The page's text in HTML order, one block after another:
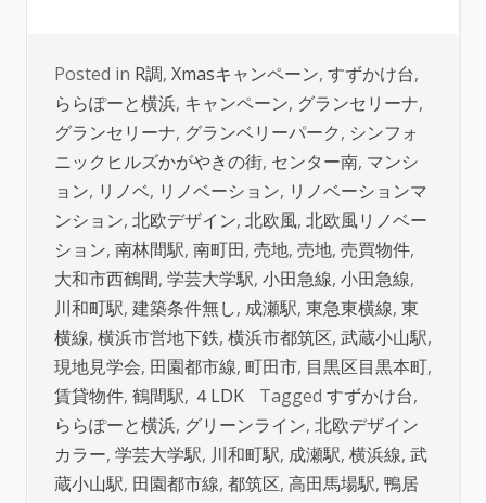
Posted in R調, Xmasキャンペーン, すずかけ台,
ららぽーと横浜, キャンペーン, グランセリーナ,
グランセリーナ, グランベリーパーク, シンフォ
ニックヒルズかがやきの街, センター南, マンシ
ョン, リノベ, リノベーション, リノベーションマ
ンション, 北欧デザイン, 北欧風, 北欧風リノベー
ション, 南林間駅, 南町田, 売地, 売地, 売買物件,
大和市西鶴間, 学芸大学駅, 小田急線, 小田急線,
川和町駅, 建築条件無し, 成瀬駅, 東急東横線, 東
横線, 横浜市営地下鉄, 横浜市都筑区, 武蔵小山駅,
現地見学会, 田園都市線, 町田市, 目黒区目黒本町,
賃貸物件, 鶴間駅, ４LDK Tagged すずかけ台,
ららぽーと横浜, グリーンライン, 北欧デザイン
カラー, 学芸大学駅, 川和町駅, 成瀬駅, 横浜線, 武
蔵小山駅, 田園都市線, 都筑区, 高田馬場駅, 鴨居